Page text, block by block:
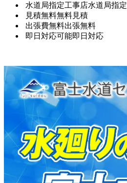
水道局指定工事店水道局指定
見積無料無料見積
出張費無料出張無料
即日対応可能即日対応